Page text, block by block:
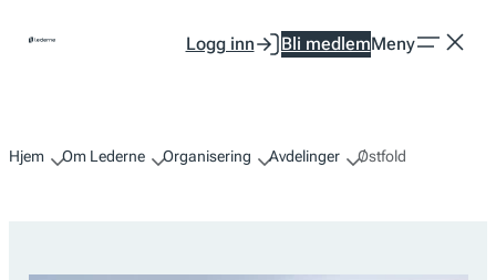
Logg inn Bli medlemMeny
Hjem Om Lederne Organisering Avdelinger Østfold